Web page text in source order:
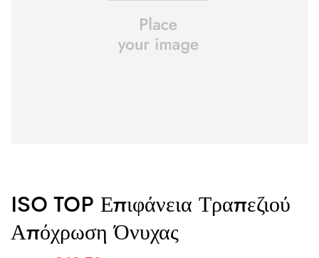
ISO TOP Επιφάνεια Τραπεζιού
Απόχρωση Όνυχας